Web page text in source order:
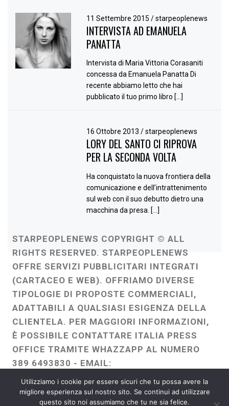
11 Settembre 2015/ starpeoplenews
INTERVISTA AD EMANUELA
PANATTA
Intervista di Maria Vittoria Corasaniti
concessa da Emanuela Panatta Di
recente abbiamo letto che hai
pubblicato il tuo primo libro […]
16 Ottobre 2013/ starpeoplenews
LORY DEL SANTO CI RIPROVA
PER LA SECONDA VOLTA
Ha conquistato la nuova frontiera della
comunicazione e dell’intrattenimento
sul web con il suo debutto dietro una
macchina da presa. […]
STARPEOPLENEWS COPYRIGHT © ALL
RIGHTS RESERVED. STARPEOPLENEWS
OFFRE SERVIZI PUBBLICITARI INTEGRATI
(CARTACEO E WEB). OFFRIAMO DIVERSE
TIPOLOGIE DI PROPOSTE COMMERCIALI,
ADATTABILI A QUALSIASI ESIGENZA DELLA
CLIENTELA. PER MAGGIORI INFORMAZIONI,
È POSSIBILE CONTATTARE ITALIA PRESS
OFFICE TRAMITE WHAZZAPP AL NUMERO
389 6493830 - EMAIL:
ITALIAPRESSOFFICE@GMAIL.COM
WEBMASTER :FRANCESCO GENTILE
Utilizziamo i cookie per essere sicuri che tu possa avere la
migliore esperienza sul nostro sito. Se continui ad utilizzare
questo sito noi assumiamo che tu ne sia felice.